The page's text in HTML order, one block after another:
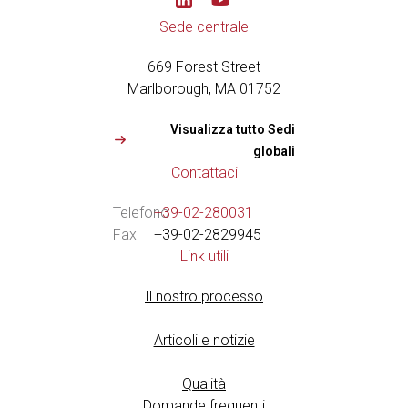
o
u
b
e
Sede centrale
669 Forest Street
Marlborough, MA 01752
Visualizza tutto Sedi
globali
Contattaci
Telefono+39-02-280031
Fax
+39-02-2829945
Link utili
Il nostro processo
Articoli e notizie
Qualità